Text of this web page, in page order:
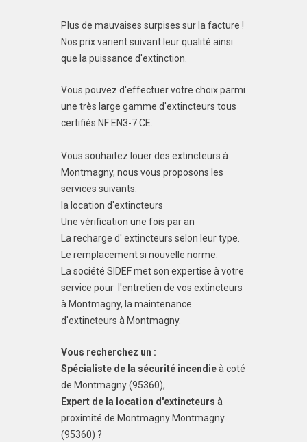
Plus de mauvaises surpises sur la facture !
Nos prix varient suivant leur qualité ainsi
que la puissance d'extinction.
Vous pouvez d'effectuer votre choix parmi
une très large gamme d'extincteurs tous
certifiés NF EN3-7 CE.
Vous souhaitez louer des extincteurs à
Montmagny, nous vous proposons les
services suivants:
la location d'extincteurs
Une vérification une fois par an
La recharge d' extincteurs selon leur type.
Le remplacement si nouvelle norme.
La société SIDEF met son expertise à votre
service pour l'entretien de vos extincteurs
à Montmagny, la maintenance
d'extincteurs à Montmagny.
Vous recherchez un :
Spécialiste de la sécurité incendieà coté
de Montmagny (95360),
Expert de la location d'extincteurs à
proximité de Montmagny Montmagny
(95360) ?